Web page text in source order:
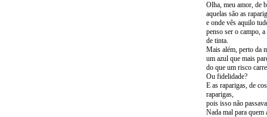
Olha, meu amor, de
aquelas são as
e onde vês aquilo
penso ser o campo,
de tinta.
Mais além, perto da
um azul que mais
do que um risco
Ou fidelidade?
E as raparigas, de
raparigas,
pois isso não
Nada mal para quem